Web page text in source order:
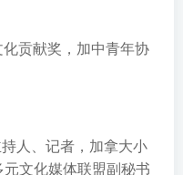
贡献奖，加中青年协
人、记者，加拿大小
文化媒体联盟副秘书